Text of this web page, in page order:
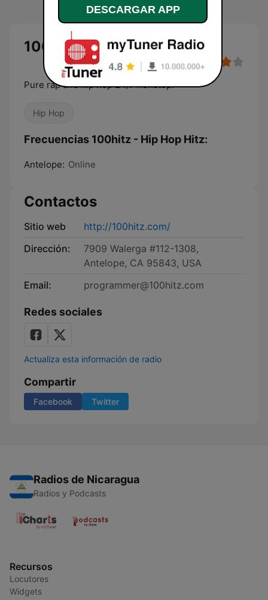
100hitz - Hip Hop Hitz
Pure rap and hip hop 24/7 nonstop!
Hip Hop
Frecuencias 100hitz - Hip Hop Hitz:
Antelope: Online
Contactos
Sitio web
http://100hitz.com/
Dirección:
7909 Walerga #112-1308,
Antelope, CA 95843, USA
Email:
programmer@100hitz.com
Redes sociales
Actualiza esta información de radio
Compartir
Facebook Twitter
Radios de Nicaragua
Radios y Podcasts
Recursos
Locutores
Widgets
DESCARGAR APP